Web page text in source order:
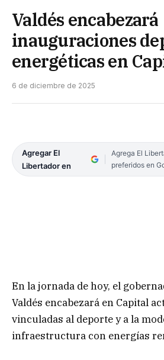
Valdés encabezará
inauguraciones
energéticas en
6 de diciembre de 2025
Agregar El
Libertador en
Agrega El
preferidos en
En la jornada de hoy, el
Valdés encabezará en Capital
vinculadas al deporte y a la
infraestructura con energías